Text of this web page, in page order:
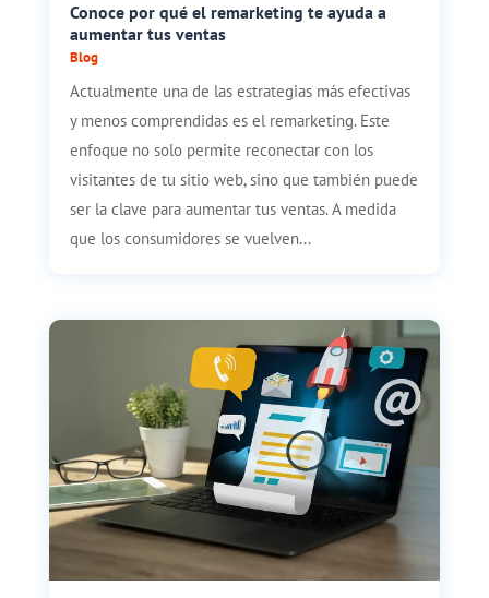
Conoce por qué el remarketing te ayuda a
aumentar tus ventas
Blog
Actualmente una de las estrategias más efectivas
y menos comprendidas es el remarketing. Este
enfoque no solo permite reconectar con los
visitantes de tu sitio web, sino que también puede
ser la clave para aumentar tus ventas. A medida
que los consumidores se vuelven...